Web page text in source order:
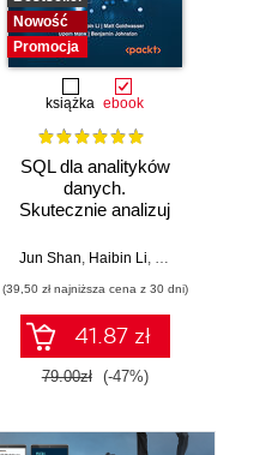
Nowość
Promocja
książka ebook
SQL dla analityków
danych.
Skutecznie analizuj
wartościowe
zaawansowany
SQL na potrzeby
praktycznych
zastosowań.
Wydanie IV
Jun Shan, Haibin Li, Matt Goldwasser
(39,50 zł najniższa cena z 30 dni)
41.87 zł
79.00zł (-47%)